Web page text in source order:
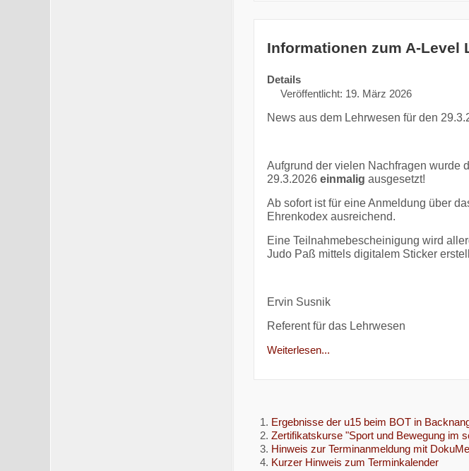
Informationen zum A-Level
Details
Veröffentlicht: 19. März 2026
News aus dem Lehrwesen für den
Aufgrund der vielen Nachfragen wurde
29.3.2026 einmalig ausgesetzt!
Ab sofort ist für eine Anmeldung über
Ehrenkodex ausreichend.
Eine Teilnahmebescheinigung wird
Judo Paß mittels digitalem Sticker
Ervin Susnik
Referent für das Lehrwesen
Weiterlesen...
Ergebnisse der u15 beim BOT in
Zertifikatskurse "Sport und Bewegung im
Hinweis zur Terminanmeldung mit DokuMe
Kurzer Hinweis zum Terminkalender